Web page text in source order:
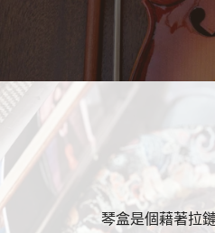
琴盒是個藉著拉